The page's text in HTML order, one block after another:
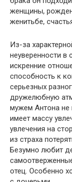
женщины,
женитьбе,
Из-за
неуверенности в
искренние
способность к
серьезных
дружелюбную
мужем Антона не
имеет массу
увлечения на
из страха
Безумно любит
отец. Особенно